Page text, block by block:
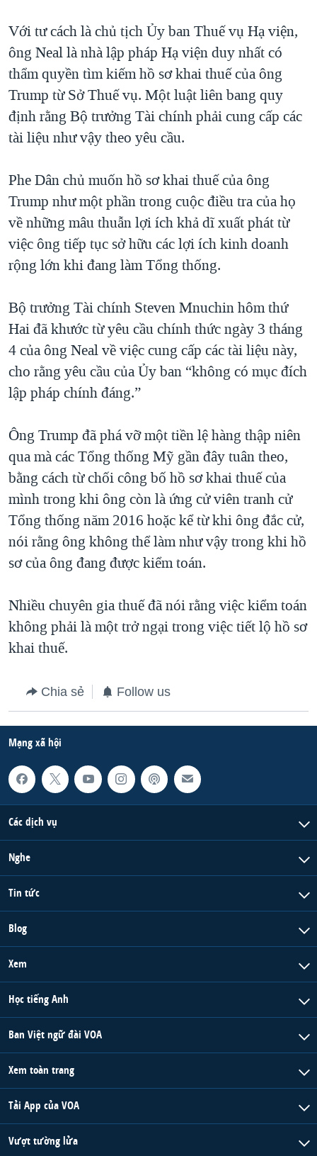
Với tư cách là chủ tịch Ủy ban Thuế vụ Hạ viện,
ông Neal là nhà lập pháp Hạ viện duy nhất có
thẩm quyền tìm kiếm hồ sơ khai thuế của ông
Trump từ Sở Thuế vụ. Một luật liên bang quy
định rằng Bộ trưởng Tài chính phải cung cấp các
tài liệu như vậy theo yêu cầu.
Phe Dân chủ muốn hồ sơ khai thuế của ông
Trump như một phần trong cuộc điều tra của họ
về những mâu thuẫn lợi ích khả dĩ xuất phát từ
việc ông tiếp tục sở hữu các lợi ích kinh doanh
rộng lớn khi đang làm Tổng thống.
Bộ trưởng Tài chính Steven Mnuchin hôm thứ
Hai đã khước từ yêu cầu chính thức ngày 3 tháng
4 của ông Neal về việc cung cấp các tài liệu này,
cho rằng yêu cầu của Ủy ban “không có mục đích
lập pháp chính đáng.”
Ông Trump đã phá vỡ một tiền lệ hàng thập niên
qua mà các Tổng thống Mỹ gần đây tuân theo,
bằng cách từ chối công bố hồ sơ khai thuế của
mình trong khi ông còn là ứng cử viên tranh cử
Tổng thống năm 2016 hoặc kể từ khi ông đắc cử,
nói rằng ông không thể làm như vậy trong khi hồ
sơ của ông đang được kiểm toán.
Nhiều chuyên gia thuế đã nói rằng việc kiểm toán
không phải là một trở ngại trong việc tiết lộ hồ sơ
khai thuế.
Chia sẻ Follow us
Mạng xã hội
Các dịch vụ
Nghe
Tin tức
Blog
Xem
Học tiếng Anh
Ban Việt ngữ đài VOA
Xem toàn trang
Tải App của VOA
Vượt tường lửa